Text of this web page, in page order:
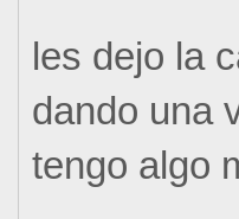
les dejo la
dando una
tengo algo